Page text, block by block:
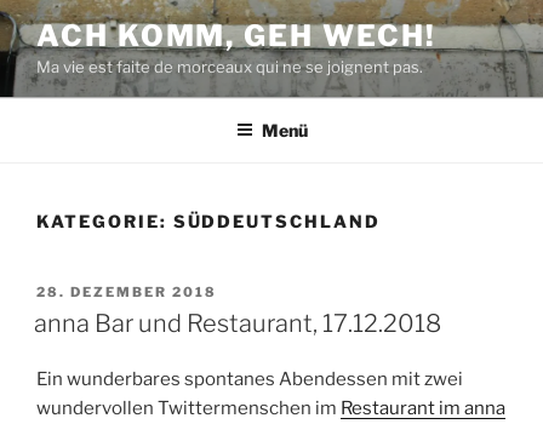
Zum
Inhalt
springen
ACH KOMM, GEH WECH!
Ma vie est faite de morceaux qui ne se joignent pas.
Menü
KATEGORIE: SÜDDEUTSCHLAND
VERÖFFENTLICHT
28. DEZEMBER 2018
anna Bar und Restaurant, 17.12.2018
Ein wunderbares spontanes Abendessen mit zwei
wundervollen Twittermenschen im Restaurant im anna